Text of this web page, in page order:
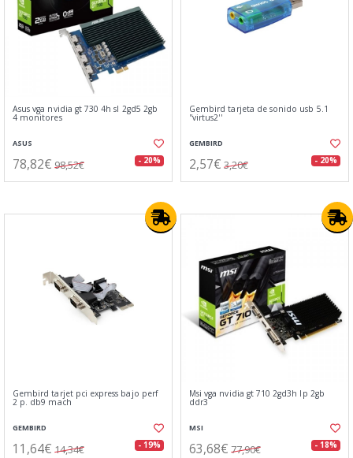
Asus vga nvidia gt 730 4h sl 2gd5 2gb
4 monitores
ASUS
78,82€ 98,52€ - 20%
Gembird tarjeta de sonido usb 5.1
''virtus2''
GEMBIRD
2,57€ 3,20€ - 20%
Gembird tarjet pci express bajo perf
2 p. db9 mach
GEMBIRD
11,64€ 14,34€ - 19%
Msi vga nvidia gt 710 2gd3h lp 2gb
ddr3
MSI
63,68€ 77,90€ - 18%